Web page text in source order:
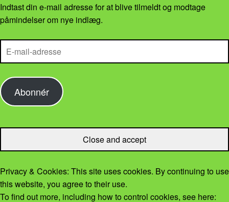
Indtast din e-mail adresse for at blive tilmeldt og modtage
påmindelser om nye indlæg.
E-mail-adresse
Abonnér
Privacy & Cookies: This site uses cookies. By continuing to use
this website, you agree to their use.
To find out more, including how to control cookies, see here: